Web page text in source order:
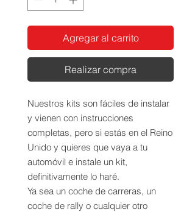
Agregar al carrito
Realizar compra
Nuestros kits son fáciles de instalar
y vienen con instrucciones
completas, pero si estás en el Reino
Unido y quieres que vaya a tu
automóvil e instale un kit,
definitivamente lo haré.
Ya sea un coche de carreras, un
coche de rally o cualquier otro